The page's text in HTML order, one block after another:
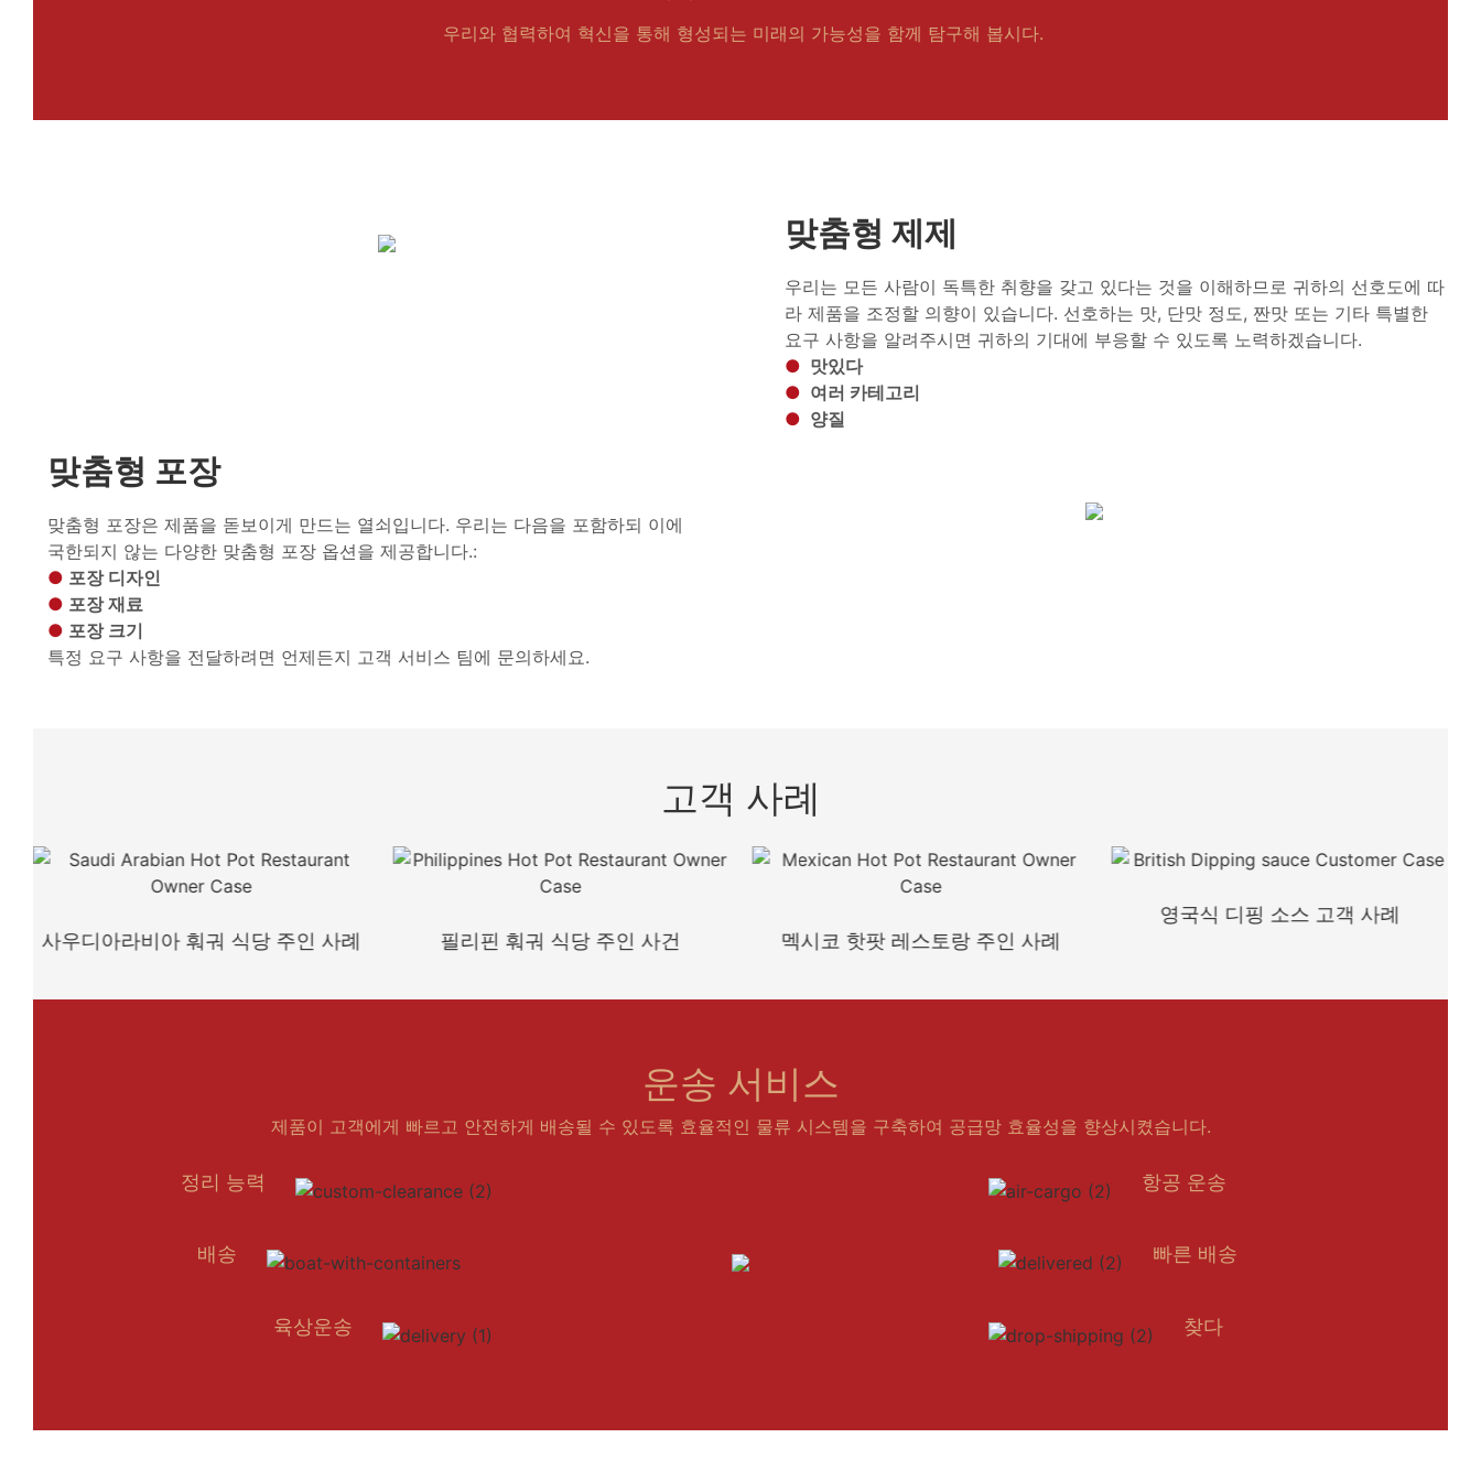
우리와 협력하여 혁신을 통해 형성되는 미래의 가능성을 함께 탐구해 봅시다.
맞춤형 제제
우리는 모든 사람이 독특한 취향을 갖고 있다는 것을 이해하므로 귀하의 선호도에 따
라 제품을 조정할 의향이 있습니다. 선호하는 맛, 단맛 정도, 짠맛 또는 기타 특별한
요구 사항을 알려주시면 귀하의 기대에 부응할 수 있도록 노력하겠습니다.
● 맛있다
● 여러 카테고리
● 양질
맞춤형 포장
맞춤형 포장은 제품을 돋보이게 만드는 열쇠입니다. 우리는 다음을 포함하되 이에
국한되지 않는 다양한 맞춤형 포장 옵션을 제공합니다.:
● 포장 디자인
● 포장 재료
● 포장 크기
특정 요구 사항을 전달하려면 언제든지 고객 서비스 팀에 문의하세요.
고객 사례
사우디아라비아 훠궈 식당 주인 사례 필리핀 훠궈 식당 주인 사건 멕시코 핫팟 레스토랑 주인 사례
영국식 디핑 소스 고객 사례
운송 서비스
제품이 고객에게 빠르고 안전하게 배송될 수 있도록 효율적인 물류 시스템을 구축하여 공급망 효율성을 향상시켰습니다.
정리 능력
배송
육상운송
항공 운송
빠른 배송
찾다